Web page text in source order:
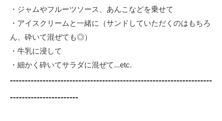
・ジャムやフルーツソース、あんこなどを乗せて
・アイスクリームと一緒に（サンドしていただくのはもちろ
ん、砕いて混ぜても◎）
・牛乳に浸して
・細かく砕いてサラダに混ぜて...etc.
--------------------------------------------------------------------
-----------------------